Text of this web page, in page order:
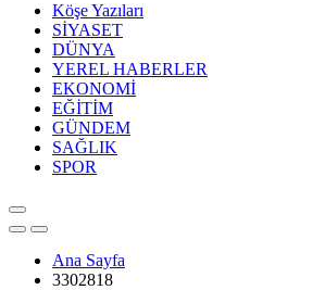
Köşe Yazıları
SİYASET
DÜNYA
YEREL HABERLER
EKONOMİ
EĞİTİM
GÜNDEM
SAĞLIK
SPOR
Ana Sayfa
3302818